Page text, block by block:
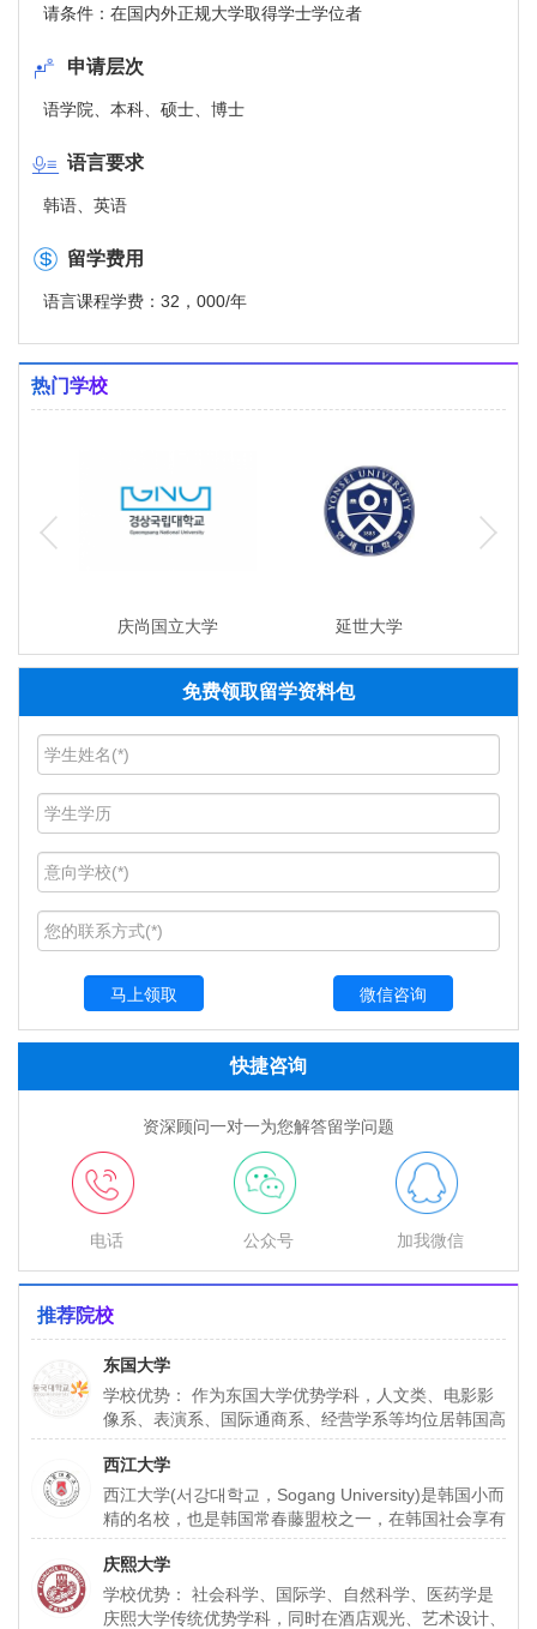
请条件：在国内外正规大学取得学士学位者
申请层次
语学院、本科、硕士、博士
语言要求
韩语、英语
留学费用
语言课程学费：32，000/年
热门学校
庆尚国立大学 延世大学
免费领取留学资料包
微信咨询
快捷咨询
资深顾问一对一为您解答留学问题
电话 公众号 加我微信
推荐院校
东国大学
学校优势： 作为东国大学优势学科，人文类、电影影
像系、表演系、国际通商系、经营学系等均位居韩国高
校前列，尤其以新闻传媒、演艺界和文化界名人辈出的
戏
西江大学
西江大学(서강대학교，Sogang University)是韩国小而
精的名校，也是韩国常春藤盟校之一，在韩国社会享有
盛誉，已加入亚洲基督教大学协会(ACUCA)
庆熙大学
学校优势： 社会科学、国际学、自然科学、医药学是
庆熙大学传统优势学科，同时在酒店观光、艺术设计、